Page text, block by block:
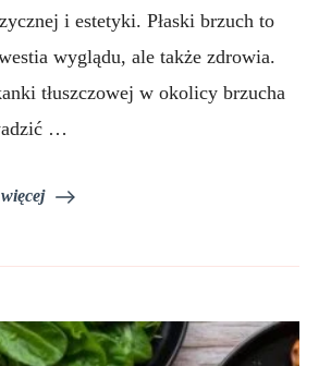
płaski
i estetyki. Płaski brzuch to
wyglądu, ale także zdrowia.
tłuszczowej w okolicy brzucha
…